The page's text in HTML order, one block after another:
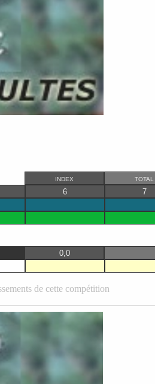
INDEX TOTAL
6 7
0,0
de cette compétition